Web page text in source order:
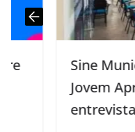
Sine Municipal
Jovem
entrevistas já